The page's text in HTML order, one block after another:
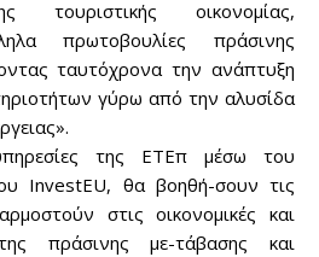
τουριστικής οικονομίας,
πρωτοβουλίες πράσινης
ταυτόχρονα την ανάπτυξη
γύρω από την αλυσίδα
της ΕΤΕπ μέσω του
InvestEU, θα βοηθή-σουν τις
στις οικονομικές και
πράσινης με-τάβασης και